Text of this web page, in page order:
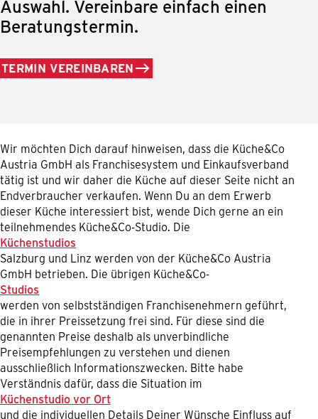
Auswahl. Vereinbare einfach einen
Beratungstermin.
TERMIN VEREINBAREN
Wir möchten Dich darauf hinweisen, dass die Küche&Co
Austria GmbH als Franchisesystem und Einkaufsverband
tätig ist und wir daher die Küche auf dieser Seite nicht an
Endverbraucher verkaufen. Wenn Du an dem Erwerb
dieser Küche interessiert bist, wende Dich gerne an ein
teilnehmendes Küche&Co-Studio. Die
Küchenstudios
Salzburg und Linz werden von der Küche&Co Austria
GmbH betrieben. Die übrigen Küche&Co-
Studios
werden von selbstständigen Franchisenehmern geführt,
die in ihrer Preissetzung frei sind. Für diese sind die
genannten Preise deshalb als unverbindliche
Preisempfehlungen zu verstehen und dienen
ausschließlich Informationszwecken. Bitte habe
Verständnis dafür, dass die Situation im
Küchenstudio vor Ort
und die individuellen Details Deiner Wünsche Einfluss auf